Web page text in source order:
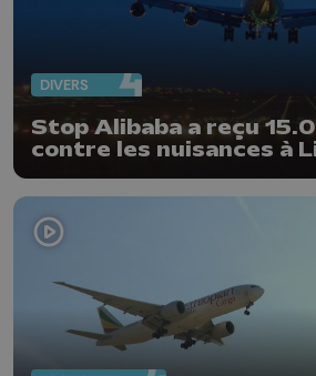
DIVERS
Stop Alibaba a reçu
contre les nuisances à